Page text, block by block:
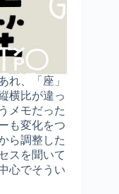
れ、「座」
横比が違っ
メモだった
も変化をつ
ら調整した
スを聞いて
心でそうい